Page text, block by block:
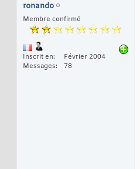
ronando
Membre confirmé
Inscrit en
Février 2004
Messages
78